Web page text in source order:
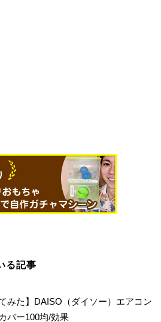
る記事
てみた】DAISO（ダイソー）エアコン
バー100均/効果